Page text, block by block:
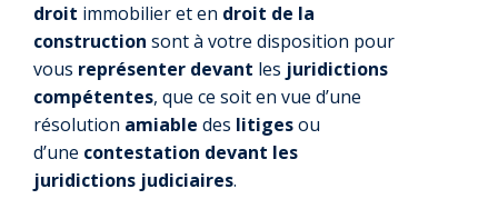
droit immobilier et en droit de la
construction sont à votre disposition pour
vous représenter devant les juridictions
compétentes, que ce soit en vue d’une
résolution amiable des litigesou
d’une contestation devant les
juridictions judiciaires.